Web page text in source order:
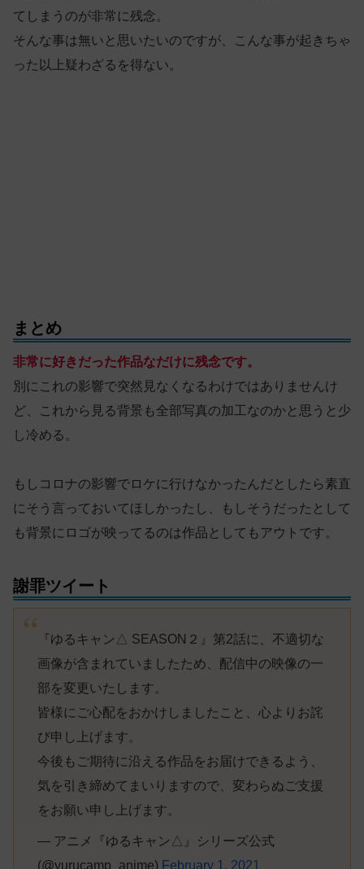
てしまうのが非常に残念。
そんな事は無いと思いたいのですが、こんな事が起きちゃ
った以上疑わざるを得ない。
まとめ
非常に好きだった作品なだけに残念です。
別にこれの影響で突然見なくなるわけではありませんけ
ど、これから見る背景も全部写真の加工なのかと思うと少
し冷める。
もしコロナの影響でロケに行けなかったんだとしたら素直
にそう言っておいてほしかったし、もしそうだったとして
も背景にロゴが映ってるのは作品としてもアウトです。
謝罪ツイート
『ゆるキャン△ SEASON２』第2話に、不適切な
画像が含まれていましたため、配信中の映像の一
部を変更いたします。
皆様にご心配をおかけしましたこと、心よりお詫
び申し上げます。
今後もご期待に沿える作品をお届けできるよう、
気を引き締めてまいりますので、変わらぬご支援
をお願い申し上げます。
— アニメ『ゆるキャン△』シリーズ公式
(@yurucamp_anime) February 1, 2021